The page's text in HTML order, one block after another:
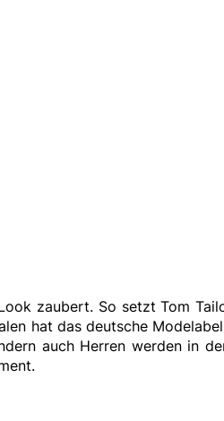
zaubert. So setzt Tom
hat das deutsche
auch Herren werden in